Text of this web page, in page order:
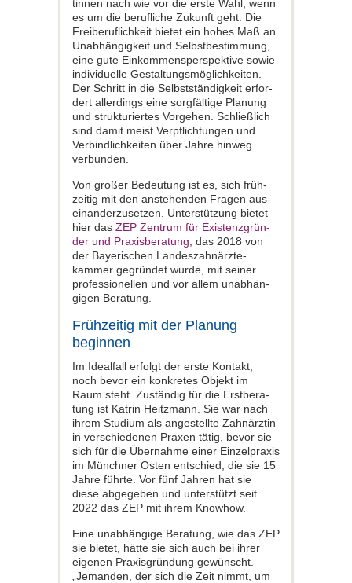
tinnen nach wie vor die erste Wahl, wenn
es um die berufliche Zukunft geht. Die
Freiberuflichkeit bietet ein hohes Maß an
Unabhängigkeit und Selbstbestimmung,
eine gute Einkommensperspektive sowie
individuelle Gestaltungsmöglichkeiten.
Der Schritt in die Selbstständigkeit erfor­
dert allerdings eine sorgfältige Planung
und strukturiertes Vorgehen. Schließlich
sind damit meist Verpflichtungen und
Verbindlichkeiten über Jahre hinweg
verbunden.
Von großer Bedeutung ist es, sich früh­
zeitig mit den anstehenden Fragen aus­
einanderzusetzen. Unterstützung bietet
hier das ZEP Zentrum für Existenzgrün­
der und Praxisberatung , das 2018 von
der Bayerischen Landeszahnärzte­
kammer gegründet wurde, mit seiner
professionellen und vor allem unabhän­
gigen Beratung.
Frühzeitig mit der Planung
beginnen
Im Idealfall erfolgt der erste Kontakt,
noch bevor ein konkretes Objekt im
Raum steht. Zuständig für die Erstbera­
tung ist Katrin Heitzmann. Sie war nach
ihrem Studium als angestellte Zahnärztin
in verschiedenen Praxen tätig, bevor sie
sich für die Übernahme einer Einzelpraxis
im Münchner Osten entschied, die sie 15
Jahre führte. Vor fünf Jahren hat sie
diese abgegeben und unterstützt seit
2022 das ZEP mit ihrem Know­how.
Eine unabhängige Beratung, wie das ZEP
sie bietet, hätte sie sich auch bei ihrer
eige­nen Praxisgründung gewünscht.
„Jeman­den, der sich die Zeit nimmt, um